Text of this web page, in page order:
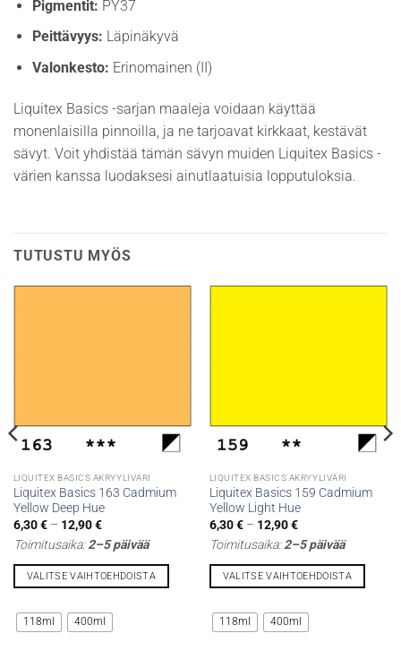
Pigmentit: PY37
Peittävyys: Läpinäkyvä
Valonkesto: Erinomainen (II)
Liquitex Basics -sarjan maaleja voidaan käyttää
monenlaisilla pinnoilla, ja ne tarjoavat kirkkaat, kestävät
sävyt. Voit yhdistää tämän sävyn muiden Liquitex Basics -
värien kanssa luodaksesi ainutlaatuisia lopputuloksia.
TUTUSTU MYÖS
LIQUITEX BASICS AKRYYLIVÄRI
Liquitex Basics 163 Cadmium
Yellow Deep Hue
6,30€ – 12,90€Hintaluokka:
-
Toimitusaika:2–5 päivää
VALITSE VAIHTOEHDOISTA
tuotteella
on
118ml 400ml
LIQUITEX BASICS AKRYYLIVÄRI
Liquitex Basics 159 Cadmium
Yellow Light Hue
6,30€ – 12,90€Hintaluokka:
-
Toimitusaika:2–5 päivää
VALITSE VAIHTOEHDOISTA
tuotteella
on
118ml 400ml